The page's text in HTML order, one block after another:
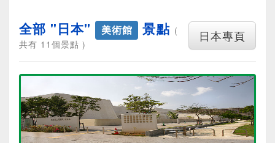
日本專頁
全部 "日本" 美術館 景點 (
共有 11個景點 )